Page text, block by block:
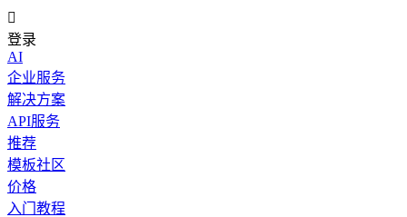

登录
AI
企业服务
解决方案
API服务
推荐
模板社区
价格
入门教程